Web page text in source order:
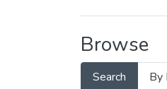
Browse
Search
By